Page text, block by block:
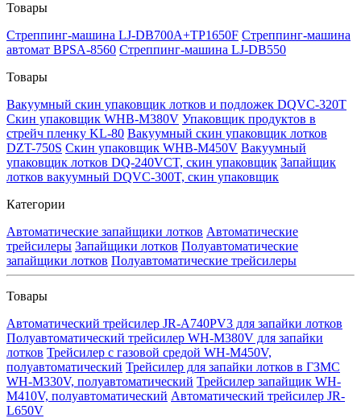
Товары
Стреппинг-машина LJ-DB700A+TP1650F Стреппинг-машина
автомат BPSA-8560 Стреппинг-машина LJ-DB550
Товары
Вакуумный скин упаковщик лотков и подложек DQVC-320T
Скин упаковщик WHB-M380V Упаковщик продуктов в
стрейч пленку KL-80 Вакуумный скин упаковщик лотков
DZT-750S Скин упаковщик WHB-M450V Вакуумный
упаковщик лотков DQ-240VCT, скин упаковщик Запайщик
лотков вакуумный DQVC-300T, скин упаковщик
Категории
Автоматические запайщики лотков Автоматические
трейсилеры Запайщики лотков Полуавтоматические
запайщики лотков Полуавтоматические трейсилеры
Товары
Автоматический трейсилер JR-A740PV3 для запайки лотков
Полуавтоматический трейсилер WH-M380V для запайки
лотков Трейсилер с газовой средой WH-M450V,
полуавтоматический Трейсилер для запайки лотков в ГЗМС
WH-M330V, полуавтоматический Трейсилер запайщик WH-
M410V, полуавтоматический Автоматический трейсилер JR-
L650V